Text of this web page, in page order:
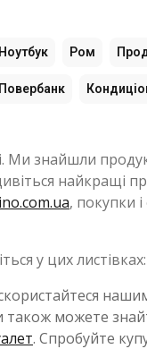
Ноутбук Ром
Повербанк
Ми знайшли
найкращі
, покупки
у цих листівках:
можете
. Спробуйте